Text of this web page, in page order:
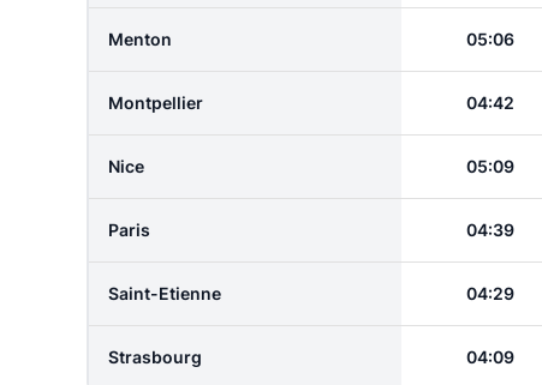
Menton 05:06
Montpellier 04:42
Nice 05:09
Paris 04:39
Saint-Etienne 04:29
Strasbourg 04:09